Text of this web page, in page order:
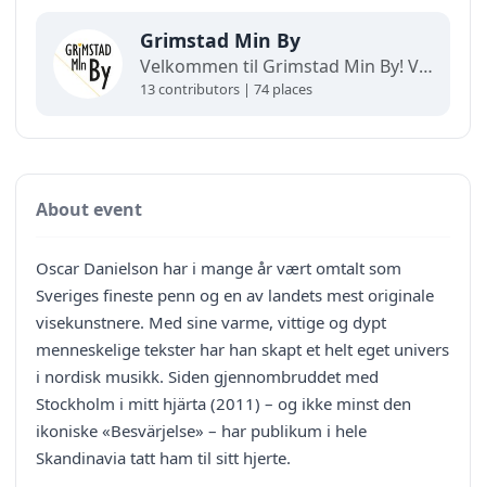
Grimstad Min By
Velkommen til Grimstad Min By! Vi skaper gode sentrumsopplevelser for store og små.
13 contributors | 74 places
About event
Oscar Danielson har i mange år vært omtalt som
Sveriges fineste penn og en av landets mest originale
visekunstnere. Med sine varme, vittige og dypt
menneskelige tekster har han skapt et helt eget univers
i nordisk musikk. Siden gjennombruddet med
Stockholm i mitt hjärta (2011) – og ikke minst den
ikoniske «Besvärjelse» – har publikum i hele
Skandinavia tatt ham til sitt hjerte.